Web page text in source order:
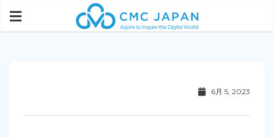
6月 5, 2023